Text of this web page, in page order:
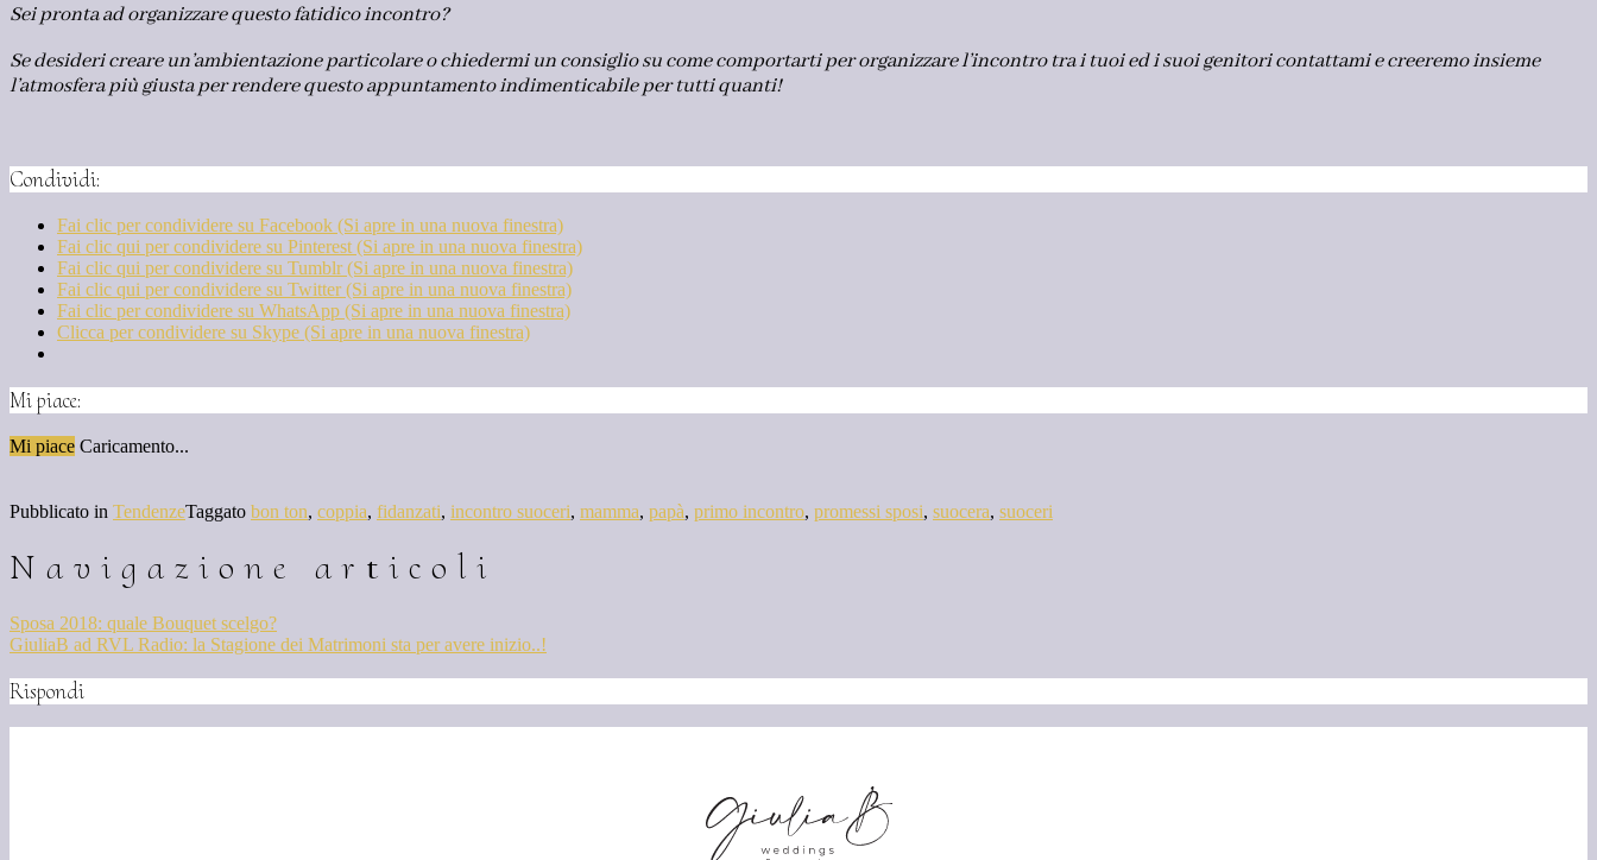
Sei pronta ad organizzare questo fatidico incontro?
Se desideri creare un’ambientazione particolare o chiedermi un consiglio su come comportarti per organizzare l’incontro tra i tuoi ed i suoi genitori contattami e creeremo insieme
l’atmosfera più giusta per rendere questo appuntamento indimenticabile per tutti quanti!
Condividi:
Fai clic per condividere su Facebook (Si apre in una nuova finestra)
Fai clic qui per condividere su Pinterest (Si apre in una nuova finestra)
Fai clic qui per condividere su Tumblr (Si apre in una nuova finestra)
Fai clic qui per condividere su Twitter (Si apre in una nuova finestra)
Fai clic per condividere su WhatsApp (Si apre in una nuova finestra)
Clicca per condividere su Skype (Si apre in una nuova finestra)
Mi piace:
Mi piace Caricamento...
Pubblicato in TendenzeTaggato bon ton, coppia, fidanzati, incontro suoceri, mamma, papà, primo incontro, promessi sposi, suocera, suoceri
Navigazione articoli
Sposa 2018: quale Bouquet scelgo?
GiuliaB ad RVL Radio: la Stagione dei Matrimoni sta per avere inizio..!
Rispondi